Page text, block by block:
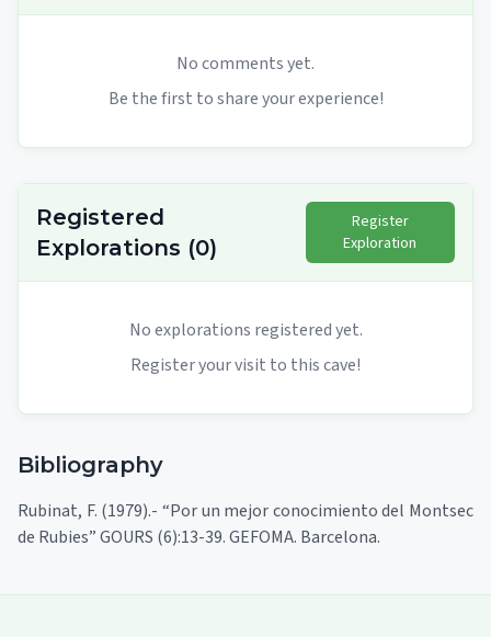
No comments yet.
Be the first to share your experience!
Registered
Explorations (0)
Register
Exploration
No explorations registered yet.
Register your visit to this cave!
Bibliography
Rubinat, F. (1979).- “Por un mejor conocimiento del Montsec
de Rubies” GOURS (6):13-39. GEFOMA. Barcelona.